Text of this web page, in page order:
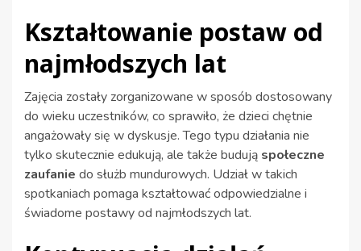
Kształtowanie postaw od
najmłodszych lat
Zajęcia zostały zorganizowane w sposób dostosowany
do wieku uczestników, co sprawiło, że dzieci chętnie
angażowały się w dyskusje. Tego typu działania nie
tylko skutecznie edukują, ale także budują społeczne
zaufanie do służb mundurowych. Udział w takich
spotkaniach pomaga kształtować odpowiedzialne i
świadome postawy od najmłodszych lat.